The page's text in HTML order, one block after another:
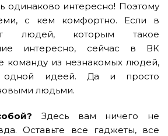
одинаково интересно! Поэтому
с кем комфортно. Если в
людей, которым такое
интересно, сейчас в ВК
команду из незнакомых людей,
одной идеей. Да и просто
людьми.
Здесь вам ничего не
Оставьте все гаджеты, все